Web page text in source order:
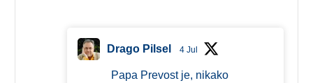
Drago Pilsel 4 Jul
Papa Prevost je, nikako